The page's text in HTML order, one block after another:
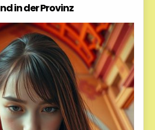
in der Provinz